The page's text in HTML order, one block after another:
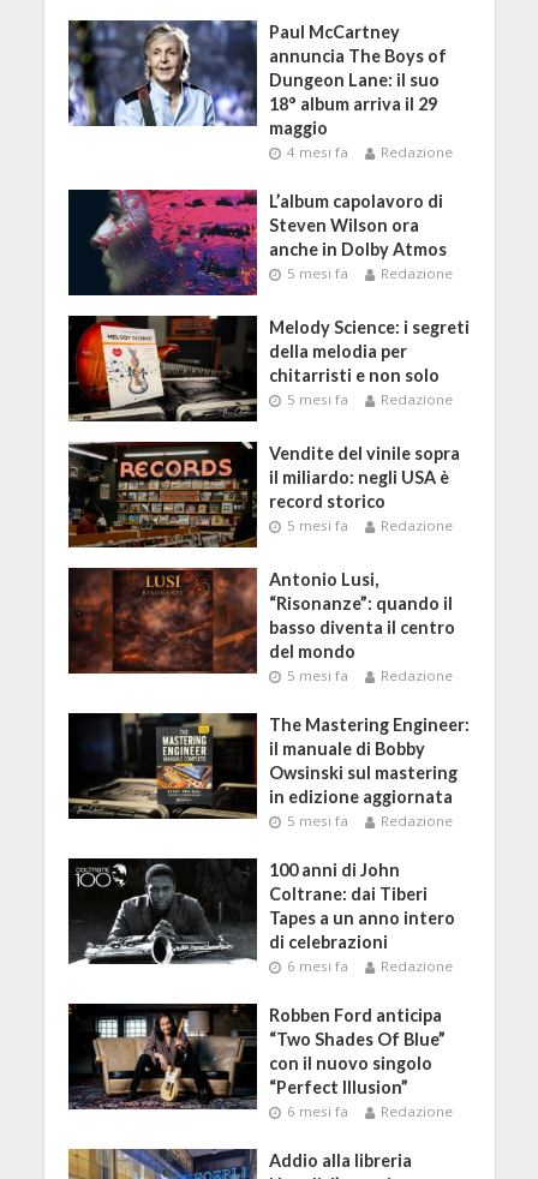
Paul McCartney
annuncia The Boys of
Dungeon Lane: il suo
18° album arriva il 29
maggio
4 mesi fa Redazione
L’album capolavoro di
Steven Wilson ora
anche in Dolby Atmos
5 mesi fa Redazione
Melody Science: i segreti
della melodia per
chitarristi e non solo
5 mesi fa Redazione
Vendite del vinile sopra
il miliardo: negli USA è
record storico
5 mesi fa Redazione
Antonio Lusi,
“Risonanze”: quando il
basso diventa il centro
del mondo
5 mesi fa Redazione
The Mastering Engineer:
il manuale di Bobby
Owsinski sul mastering
in edizione aggiornata
5 mesi fa Redazione
100 anni di John
Coltrane: dai Tiberi
Tapes a un anno intero
di celebrazioni
6 mesi fa Redazione
Robben Ford anticipa
“Two Shades Of Blue”
con il nuovo singolo
“Perfect Illusion”
6 mesi fa Redazione
Addio alla libreria